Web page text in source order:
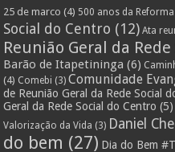
25 de marco (4) 500 anos da Reforma
Social do Centro (12) Ata
Reunião Geral da
Barão de Itapetininga (6)
(4) Comebi (3) Comunidade
de Reunião Geral da Rede Social
Geral da Rede Social do Centro (5)
Valorização da Vida (3) Daniel
do bem (27) Dia do Bem